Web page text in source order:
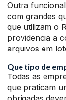
Outra
com grandes
que utilizam o
providencia a
arquivos em
Que tipo de
Todas as
que praticam